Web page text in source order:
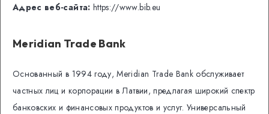
Адрес веб-сайта: https://www.bib.eu
Meridian Trade Bank
Основанный в 1994 году, Meridian Trade Bank обслуживает
частных лиц и корпорации в Латвии, предлагая широкий спектр
банковских и финансовых продуктов и услуг. Универсальный